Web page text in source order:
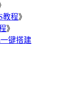
教程》
》
键搭建